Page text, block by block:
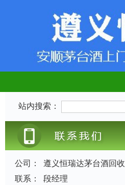
站内搜索：
公司：
遵义恒瑞达茅台酒回收
联系：
段经理